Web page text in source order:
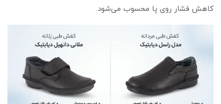
کاهش فشار روی پا محسوب می‌شود.